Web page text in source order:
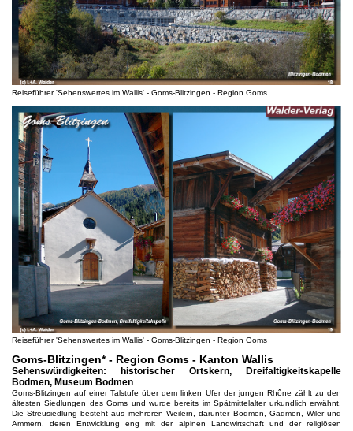
Reiseführer 'Sehenswertes im Wallis' - Goms-Blitzingen - Region Goms
Reiseführer 'Sehenswertes im Wallis' - Goms-Blitzingen - Region Goms
Goms-Blitzingen* - Region Goms - Kanton Wallis
Sehenswürdigkeiten: historischer Ortskern, Dreifaltigkeitskapelle
Bodmen, Museum Bodmen
Goms-Blitzingen auf einer Talstufe über dem linken Ufer der jungen Rhône zählt zu den
ältesten Siedlungen des Goms und wurde bereits im Spätmittelalter urkundlich erwähnt.
Die Streusiedlung besteht aus mehreren Weilern, darunter Bodmen, Gadmen, Wiler und
Ammern, deren Entwicklung eng mit der alpinen Landwirtschaft und der religiösen